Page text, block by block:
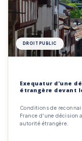
DROIT PUBLIC
Exequatur d'une
étrangère devant
Conditions de
France d'une décision
autorité étrangère.